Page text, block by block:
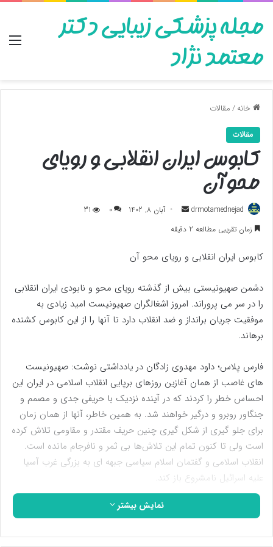
مجله پزشکی زیبایی دکتر
معتمد نژاد
خانه/مقالات
مقالات
کابوس ایران انقلابی و رویای
محو آن
drmotamednejad
ارسال
به
آبان 8, 1402 0
31
زمان تقریبی مطالعه 2 دقیقه
کابوس ایران انقلابی و رویای محو آن
دشمن صهیونیستی بیش از گذشته رویای محو و نابودی ایران انقلابی
را در سر می پروراند. امروز اشغالگران صهیونیست امید زیادی به
موفقیت جریان برانداز و ضد انقلاب دارد تا آنها را از این کابوس کشنده
برهاند.
فارس پلاس؛ داود مهدوی زادگان در یادداشتی نوشت: صهیونیست
های غاصب از همان آغازین روزهای برپایی انقلاب اسلامی در ایران این
احساس خطر را کردند که در آینده نزدیک با حریفی جدی و مصمم و
جنگاور روبرو و درگیر خواهند شد. به همین خاطر، آنها از همان زمان
برای جلو گیری از شکل گیری چنین حریف مقتدر و مقاومی تلاش کرده
است ولی تا کنون تمام این تلاش‌ها بی ثمر و نافرجام مانده است.
انقلاب اسلامی و گفتمان اسلام سیاسی جبهه ای به بزرگی غرب آسیا
علیه اسرائیل نامشروع باز کند.
ایران انقلابی به هر اندازه که اقتدار پیدا می کند، رژیم اشغالگر قدس به
بطوری که امروز ایران انقلابی برای رژیم غاصب و جنایتکار جنگی به
نمایش بیشتر